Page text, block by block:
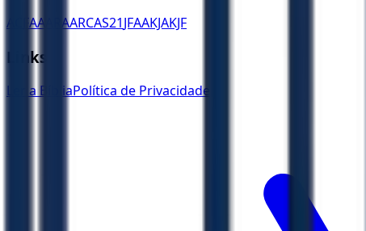
ACFAA ARAARCAS21JFAAKJAKJF
Links
Ler a BíbliaPolítica de Privacidade